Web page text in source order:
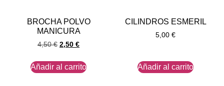
BROCHA POLVO
MANICURA
4,50€ 2,50 €
Añadir al carrito
CILINDROS ESMERIL
5,00 €
Añadir al carrito